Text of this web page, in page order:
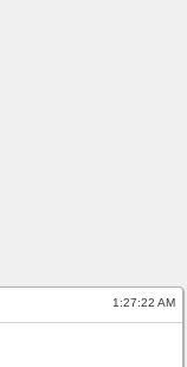
1:27:22 AM